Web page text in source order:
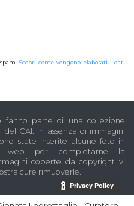
Scopri come vengono elaborati i dati
fanno parte di una collezione
CAI. In assenza di immagini
state inserite alcune foto in
web per completarne la
coperte da copyright vi
cure rimuoverle.